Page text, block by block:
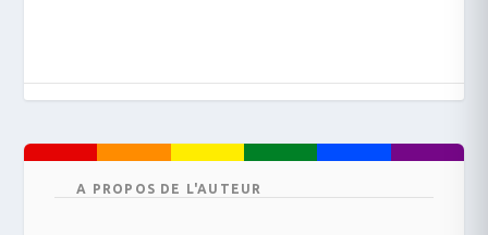
A PROPOS DE L'AUTEUR